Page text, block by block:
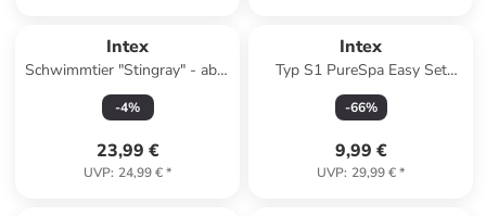
Intex
Schwimmtier "Stingray" - ab 3
Jahren
-4%
23,99 €
UVP: 24,99 €*
Intex
Typ S1 PureSpa Easy Set
Ersatzfilter für Pool Spa
Whirlpool 2 Stück in blau
-66%
9,99 €
UVP: 29,99 €*